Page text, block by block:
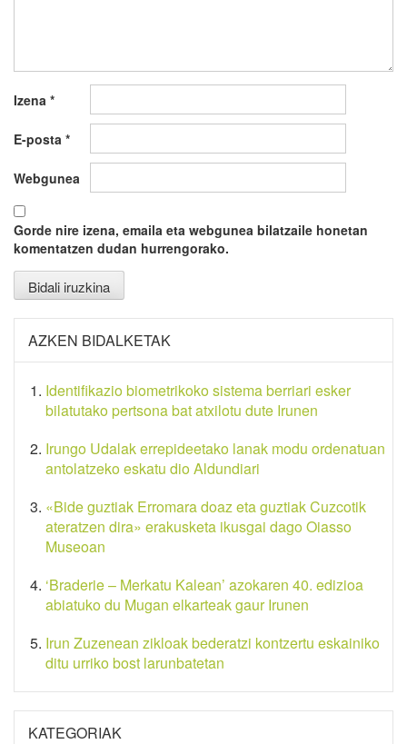
Izena *
E-posta *
Webgunea
Gorde nire izena, emaila eta webgunea bilatzaile honetan
komentatzen dudan hurrengorako.
AZKEN BIDALKETAK
Identifikazio biometrikoko sistema berriari esker
bilatutako pertsona bat atxilotu dute Irunen
Irungo Udalak errepideetako lanak modu ordenatuan
antolatzeko eskatu dio Aldundiari
«Bide guztiak Erromara doaz eta guztiak Cuzcotik
ateratzen dira» erakusketa ikusgai dago Oiasso
Museoan
‘Braderie – Merkatu Kalean’ azokaren 40. edizioa
abiatuko du Mugan elkarteak gaur Irunen
Irun Zuzenean zikloak bederatzi kontzertu eskainiko
ditu urriko bost larunbatetan
KATEGORIAK